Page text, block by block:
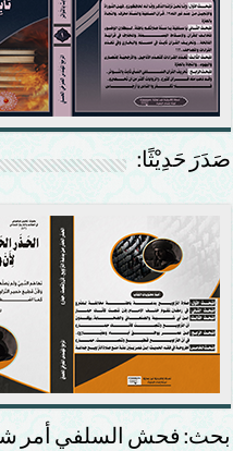
صَدَرَ حَدِيْثًا:
بحث: فحش السلفي أمر